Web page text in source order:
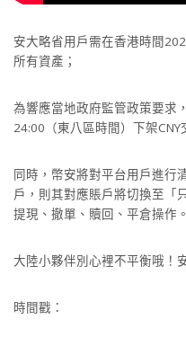
安大略省用戶需在香港時間
所有資產；
為響應當地政府監管政策要求
24:00（東八區時間）下架CNY
同時，幣安將對平台用戶進行
戶，則其對應賬戶將切換至「
提現、撤單、贖回、平倉操作。
大陸小夥伴別心裡不平衡哦！
時間戳：